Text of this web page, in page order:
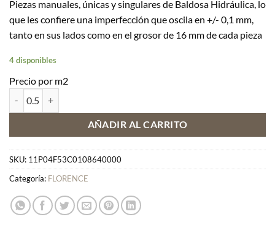
Piezas manuales, únicas y singulares de Baldosa Hidráulica, lo
que les confiere una imperfección que oscila en +/- 0,1 mm,
tanto en sus lados como en el grosor de 16 mm de cada pieza
4 disponibles
Precio por m2
AÑADIR AL CARRITO
SKU: 11P04F53C0108640000
Categoría: FLORENCE